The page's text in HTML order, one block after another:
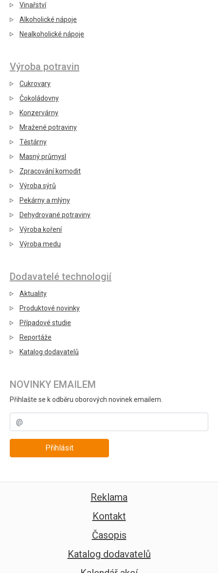
Vinařství
Alkoholické nápoje
Nealkoholické nápoje
Výroba potravin
Cukrovary
Čokoládovny
Konzervárny
Mražené potraviny
Těstárny
Masný průmysl
Zpracování komodit
Výroba sýrů
Pekárny a mlýny
Dehydrované potraviny
Výroba koření
Výroba medu
Dodavatelé technologií
Aktuality
Produktové novinky
Případové studie
Reportáže
Katalog dodavatelů
NOVINKY EMAILEM
Přihlašte se k odběru oborových novinek emailem.
Přihlásit
Reklama
Kontakt
Časopis
Katalog dodavatelů